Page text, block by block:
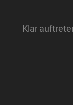
Klar